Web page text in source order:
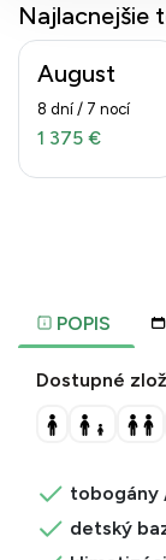
POPIS
Dostupné
tobogány
detský
Najlacnejšie
August
8 dní / 7 nocí
1 375 €